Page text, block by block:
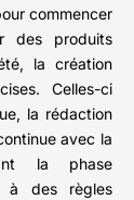
commencer
des produits
la création
Celles-ci
la rédaction
avec la
la phase
à des règles